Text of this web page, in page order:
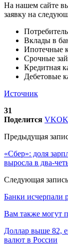
На нашем сайте
заявку на
Вклады в
Ипотечные
Срочные
Кредитная
Дебетовые
Источник
31
Поделится VK
Предыдущая
«Сбер»: доля
выросла в два-
Следующая запись
Банки исчерпали
Вам также могут
Доллар выше 82,
валют в России